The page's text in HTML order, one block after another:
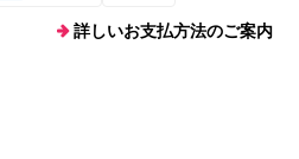
詳しいお支払方法のご案内